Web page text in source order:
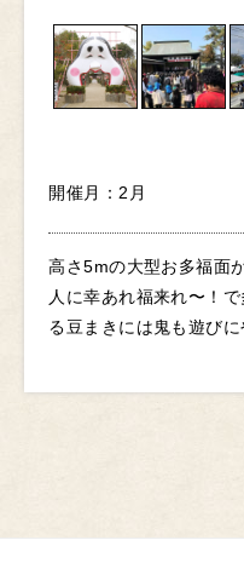
開催月：2月
高さ5mの大型お多福面
人に幸あれ福来れ〜！
る豆まきには鬼も遊びに